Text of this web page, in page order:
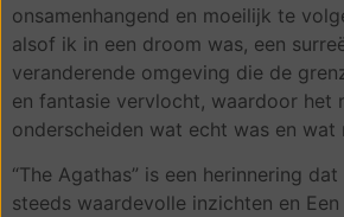
onsamenhangend en moeilijk te
alsof ik in een droom was, een
veranderende omgeving die de
en fantasie vervlocht, waardoor het
onderscheiden wat echt was en wat
“The Agathas” is een herinnering
steeds waardevolle inzichten en